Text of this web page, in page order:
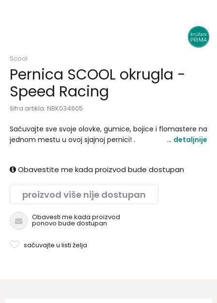
Scool
Pernica SCOOL okrugla -
Speed Racing
šifra artikla: NBK034605
Sačuvajte sve svoje olovke, gumice, bojice i flomastere na
jednom mestu u ovoj sjajnoj pernici! .
detaljnije
Obavestite me kada proizvod bude dostupan
proizvod više nije dostupan
Obavesti me kada proizvod
ponovo bude dostupan
sačuvajte u listi želja